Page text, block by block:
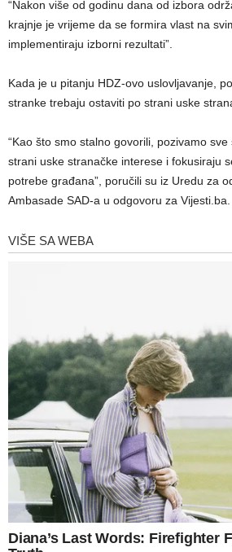
“Nakon više od godinu dana od izbora
krajnje je vrijeme da se formira vlast na
implementiraju izborni rezultati”.
Kada je u pitanju HDZ-ovo uslovljavanje,
stranke trebaju ostaviti po strani uske
“Kao što smo stalno govorili, pozivamo
strani uske stranačke interese i fokusiraju
potrebe građana”, poručili su iz Uredu za
Ambasade SAD-a u odgovoru za Vijesti.ba.